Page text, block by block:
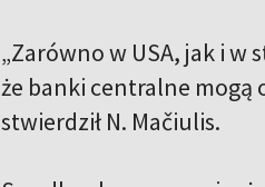
„Zarówno w USA, jak i
że ​​banki centralne mogą
stwierdził N. Mačiulis.